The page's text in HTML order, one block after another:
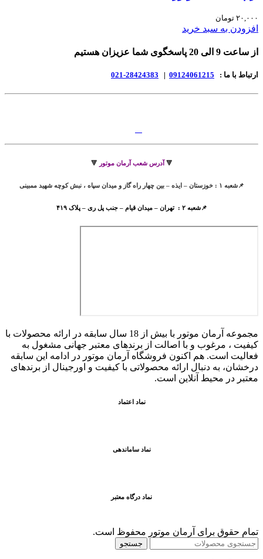
۲۰,۰۰۰ تومان
افزودن به سبد خرید
از ساعت 9 الی 20 پاسخگوی شما عزیزان هستیم
ارتباط با ما : 09124061215
|
28424383-021
🔻 آدرس شعب آرمان موتور 🔻
📌شعبه ۱ : خوزستان – ایذه – بین چهار راه گاز و میدان سپاه ، نبش کوچه شهید ممبینی
📌شعبه ۲ : تهران – میدان قیام – جنب پل ری – پلاک ۴۱۹
مجموعه آرمان موتور با بیش از 18 سال سابقه در ارائه محصولات با
کيفيت ، مرغوب و با اصالت از برندهای معتبر جهانی مشغول به
فعاليت است. هم اکنون فروشگاه آرمان موتور در ادامه اين سابقه
درخشان، به دنبال ارائه محصولاتی با کيفيت و اورجينال از برندهای
معتبر در محيط آنلاين است.
نماد اعتماد
نماد ساماندهی
نماد درگاه معتبر
تمام حقوق برای آرمان موتور محفوظ است.
جستجو